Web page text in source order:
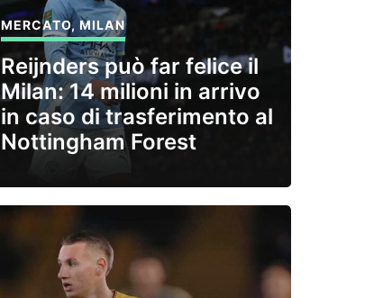
MERCATO, MILAN
Reijnders può far felice il
Milan: 14 milioni in arrivo
in caso di trasferimento al
Nottingham Forest